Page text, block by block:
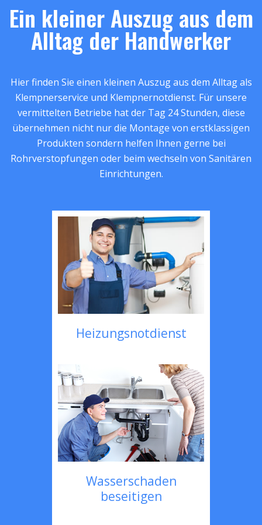
Ein kleiner Auszug aus dem
Alltag der Handwerker
Hier finden Sie einen kleinen Auszug aus dem Alltag als
Klempnerservice und Klempnernotdienst. Für unsere
vermittelten Betriebe hat der Tag 24 Stunden, diese
übernehmen nicht nur die Montage von erstklassigen
Produkten sondern helfen Ihnen gerne bei
Rohrverstopfungen oder beim wechseln von Sanitären
Einrichtungen.
Heizungsnotdienst
Wasserschaden
beseitigen